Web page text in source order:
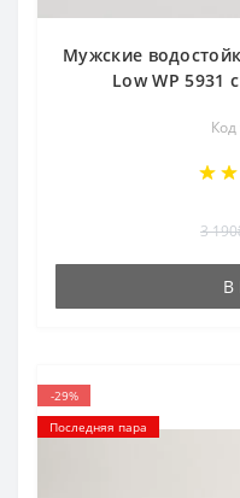
Мужские
Low WP 5931
Код
3
В
-29%
Последняя пара